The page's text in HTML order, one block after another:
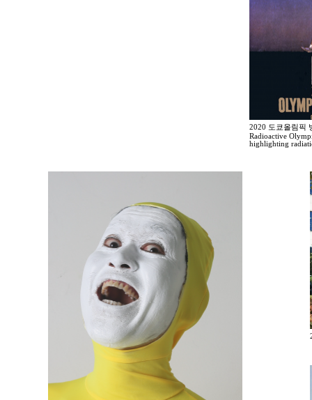
2020 도쿄올림픽
Radioactive
highlighting